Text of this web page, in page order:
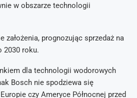
w obszarze technologii
założenia, prognozując sprzedaż na
2030 roku.
dla technologii wodorowych
Bosch nie spodziewa się
czy Ameryce Północnej przed